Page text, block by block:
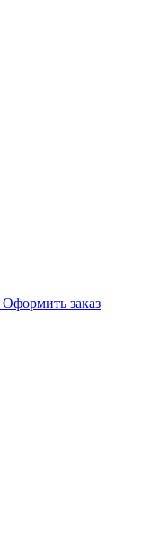
Оформить заказ